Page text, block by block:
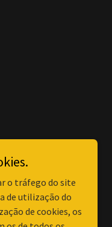
o tráfego do site
de utilização do
de cookies, os